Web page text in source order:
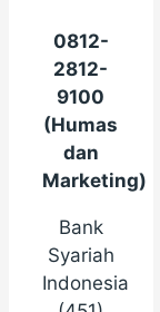
0812-
2812-
9100
(Humas
dan
Marketing)
Bank
Syariah
Indonesia